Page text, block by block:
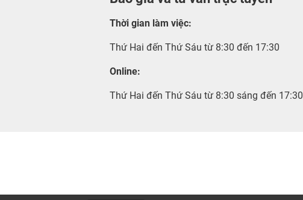
Thời gian làm việc:
Thứ Hai đến Thứ Sáu từ 8:30 đến 17:30
Online:
Thứ Hai đến Thứ Sáu từ 8:30 sáng đến 17:30